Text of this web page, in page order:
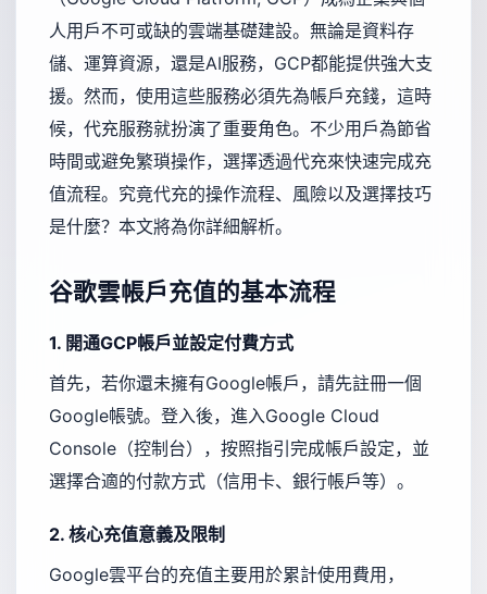
人用戶不可或缺的雲端基礎建設。無論是資料存
儲、運算資源，還是AI服務，GCP都能提供強大支
援。然而，使用這些服務必須先為帳戶充錢，這時
候，代充服務就扮演了重要角色。不少用戶為節省
時間或避免繁瑣操作，選擇透過代充來快速完成充
值流程。究竟代充的操作流程、風險以及選擇技巧
是什麼？本文將為你詳細解析。
谷歌雲帳戶充值的基本流程
1. 開通GCP帳戶並設定付費方式
首先，若你還未擁有Google帳戶，請先註冊一個
Google帳號。登入後，進入Google Cloud
Console（控制台），按照指引完成帳戶設定，並
選擇合適的付款方式（信用卡、銀行帳戶等）。
2. 核心充值意義及限制
Google雲平台的充值主要用於累計使用費用，